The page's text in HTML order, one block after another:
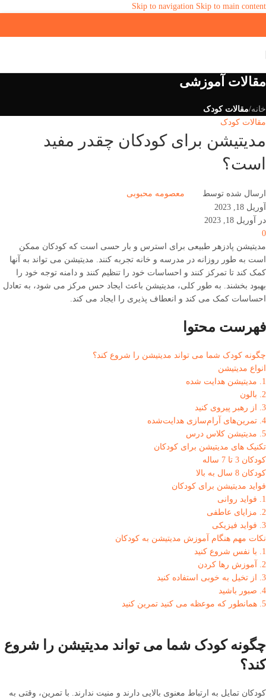
Skip to navigation Skip to main content
مقالات آموزشی
خانه/مقالات کودک
مقالات کودک
مدیتیشن برای کودکان چقدر مفید
است؟
ارسال شده توسط
معصومه محبوبی
آوریل 18, 2023
در آوریل 18, 2023
0
مدیتیشن پادزهر طبیعی برای استرس و بار حسی است که کودکان ممکن
است به طور روزانه در مدرسه و خانه تجربه کنند. مدیتیشن می تواند به آنها
کمک کند تا تمرکز کنند و احساسات خود را تنظیم کنند و دامنه توجه خود را
بهبود بخشند. به طور کلی، مدیتیشن باعث ایجاد حس مرکز می شود، به تعادل
احساسات کمک می کند و انعطاف پذیری را ایجاد می کند.
فهرست محتوا
چگونه کودک شما می تواند مدیتیشن را شروع کند؟
انواع مدیتیشن
1. مدیتیشن هدایت شده
2. بالون
3. از رهبر پیروی کنید
4. تمرین‌های آرام‌سازی هدایت‌شده
5. مدیتیشن کلاس درس
تکنیک های مدیتیشن برای کودکان
کودکان 3 تا 7 ساله
کودکان 8 سال به بالا
فواید مدیتیشن برای کودکان
1. فواید روانی
2. مزایای عاطفی
3. فواید فیزیکی
نکات مهم هنگام آموزش مدیتیشن به کودکان
1. با نفس شروع کنید
2. آموزش رها کردن
3. از تخیل به خوبی استفاده کنید
4. صبور باشید
5. همانطور که موعظه می کنید تمرین کنید
چگونه کودک شما می تواند مدیتیشن را شروع
کند؟
کودکان تمایل به ارتباط معنوی بالایی دارند و منیت ندارند. با تمرین، وقتی به